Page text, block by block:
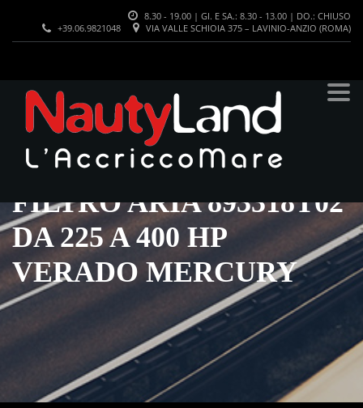
8.30 - 19.00 | GI. E SA.: 8.30 - 13.00 | DO.: CHIUSO
VIA VALLE SCHIOIA 375 – LAVINIO-ANZIO (ROMA)
+39.06.9821048
FILTRO ARIA 893318T02
DA 225 A 400 HP
VERADO MERCURY